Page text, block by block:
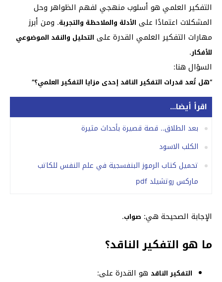
التفكير العلمي هو أسلوب منهجي لفهم الظواهر وحل
المشكلات اعتمادًا على الأدلة والملاحظة والتجربة. ومن أبرز
مهارات التفكير العلمي القدرة على التحليل والنقد الموضوعي
للأفكار.
السؤال هنا:
“هل تُعد قدرات التفكير الناقد إحدى مزايا التفكير العلمي؟”
اقرأ أيضا...
بعد الطلاق.. قصة قصيرة بأحداث مثيرة
الكلب الاسود
تحميل كتاب الرموز البنفسجية في علم النفس للكاتب
ماركس روتشيلد pdf
الإجابة الصحيحة هي: صواب.
ما هو التفكير الناقد؟
التفكير الناقد هو القدرة على: